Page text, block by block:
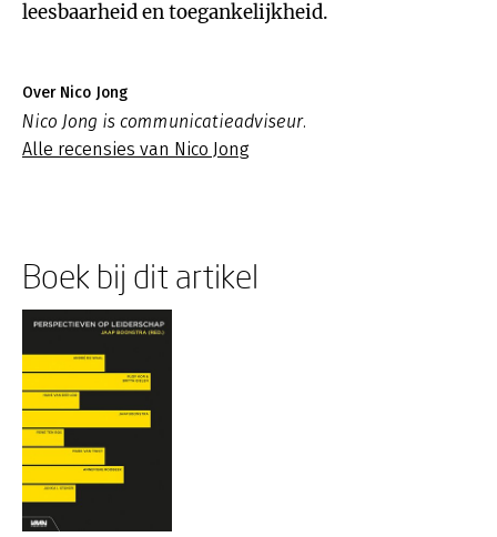
leesbaarheid en toegankelijkheid.
Over Nico Jong
Nico Jong is communicatieadviseur.
Alle recensies van Nico Jong
Boek bij dit artikel